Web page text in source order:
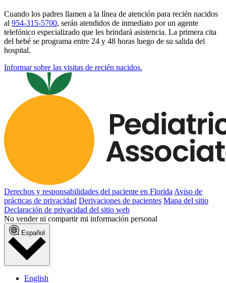
Cuando los padres llamen a la línea de atención para recién nacidos
al 954-315-5700, serán atendidos de inmediato por un agente
telefónico especializado que les brindará asistencia. La primera cita
del bebé se programa entre 24 y 48 horas luego de su salida del
hospital.
Informar sobre las visitas de recién nacidos.
Derechos y responsabilidades del paciente en Florida Aviso de
prácticas de privacidad Derivaciones de pacientes Mapa del sitio
Declaración de privacidad del sitio web
No vender ni compartir mi información personal
Español
English